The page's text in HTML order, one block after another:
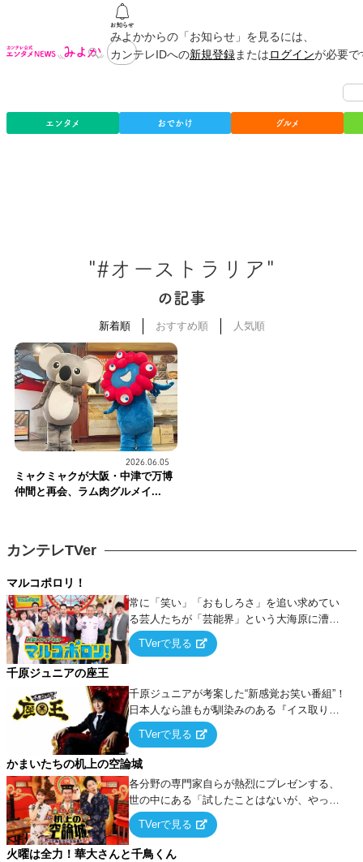
みよかからの「お知らせ」を見るには、
カンテレIDへの新規登録またはログインが必要
エンタメ おでかけ グルメ
"#オーストラリア"
の記事
新着順 おすすめ順 人気順
2026.06.05
ミャクミャクが大阪・中津で万博
仲間と再会、ラム肉グルメイ...
カンテレTVer
マルコポロリ！
常に「笑い」「おもしろさ」を追い求めてい
る芸人たちが「芸能界」という大海原に漕ぎ
出でて、新たなオモシロ人間を発掘する！
TVerで見る
千原ジュニアの座王
千原ジュニアが考案した“新感覚お笑い番組”！
日本人なら誰もが馴染みのある『イス取りゲ
ーム』をベースに、大喜利・ギャグ・モノボ
ケ・歌…など様々なお題で芸人がショートネ
タを競い合う！
TVerで見る
かまいたちの机上の空論城
各分野の専門家自らが熱烈にプレゼンする、
世の中にある「試したことはないが、やって
みたらこうなる！…ハズ」という“机上の空
論”に若手芸人らがカラダを張って挑む！
TVerで見る
火曜は全力！華大さんと千鳥くん